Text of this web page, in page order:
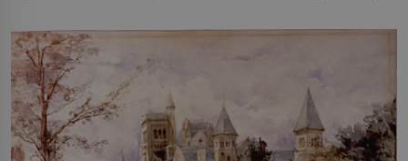
paměť rozhodla stávkovat. Cvičte